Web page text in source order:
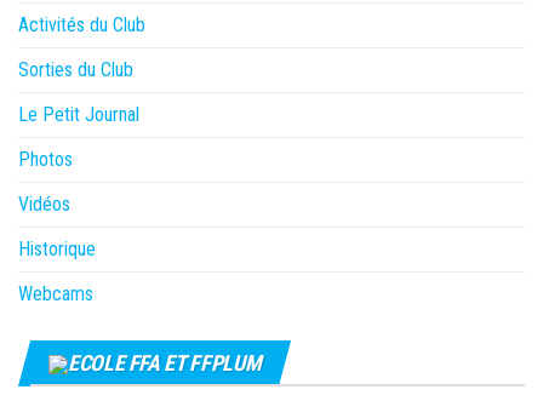
Activités du Club
Sorties du Club
Le Petit Journal
Photos
Vidéos
Historique
Webcams
ECOLE FFA ET FFPLUM